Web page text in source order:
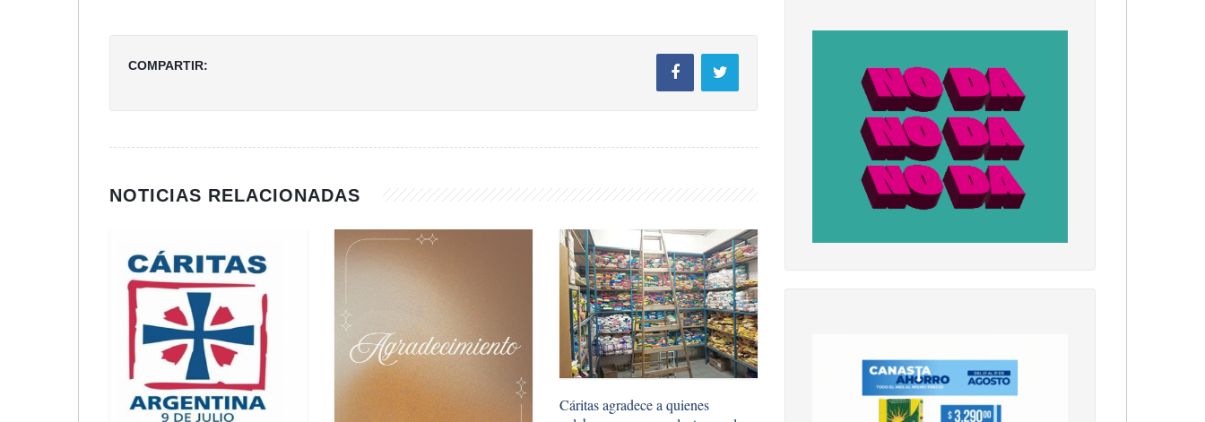
COMPARTIR:
NOTICIAS RELACIONADAS
​Cáritas agradece a quienes